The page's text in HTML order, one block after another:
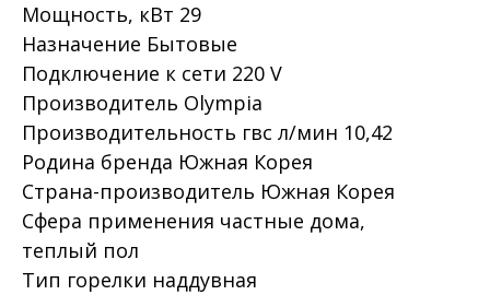
Мощность, кВт 29
Назначение Бытовые
Подключение к сети 220 V
Производитель Olympia
Производительность гвс л/мин 10,42
Родина бренда Южная Корея
Страна-производитель Южная Корея
Сфера применения частные дома,
теплый пол
Тип горелки наддувная